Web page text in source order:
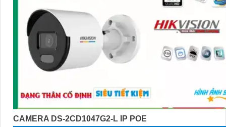
CAMERA DS-2CD1047G2-L IP POE